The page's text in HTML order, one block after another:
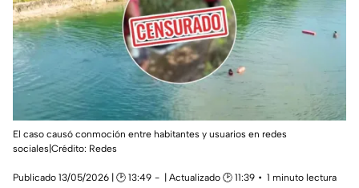
El caso causó conmoción entre habitantes y usuarios en redes
sociales|Crédito: Redes
Publicado 13/05/2026 | 🕑 13:49 | Actualizado 🕑 11:39
1 minuto lectura